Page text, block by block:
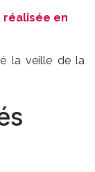
réalisée en
la veille de la